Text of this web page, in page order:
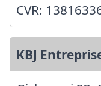
CVR:
KBJ